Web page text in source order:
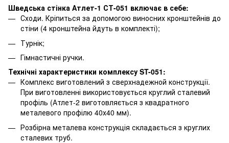
Шведська стінка Атлет-1 СТ-051 включає в себе:
Сходи. Кріпиться за допомогою виносних кронштейнів до
стіни (4 кронштейна йдуть в комплекті);
Турнік;
Гімнастичні ручки.
Технічні характеристики комплексу ST-051:
Комплекс виготовлений з сверхнадежной конструкції.
При виготовленні використовується круглий сталевий
профіль (Атлет-2 виготовляється з квадратного
металевого профілю 40х40 мм).
Розбірна металева конструкція складається з круглих
сталевих труб.